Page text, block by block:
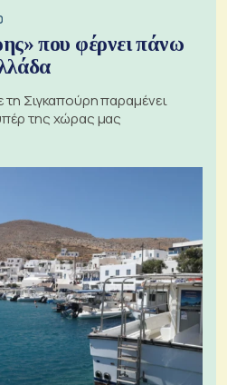
που φέρνει πάνω
τη Σιγκαπούρη παραμένει
της χώρας μας